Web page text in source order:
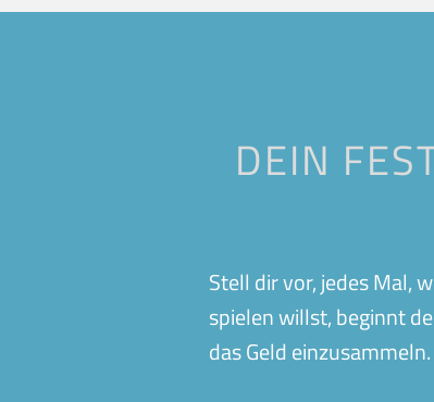
Balingen
Bamberg
Peine
DEIN
Stell dir vor, jedes Mal,
spielen willst, beginnt
das Geld